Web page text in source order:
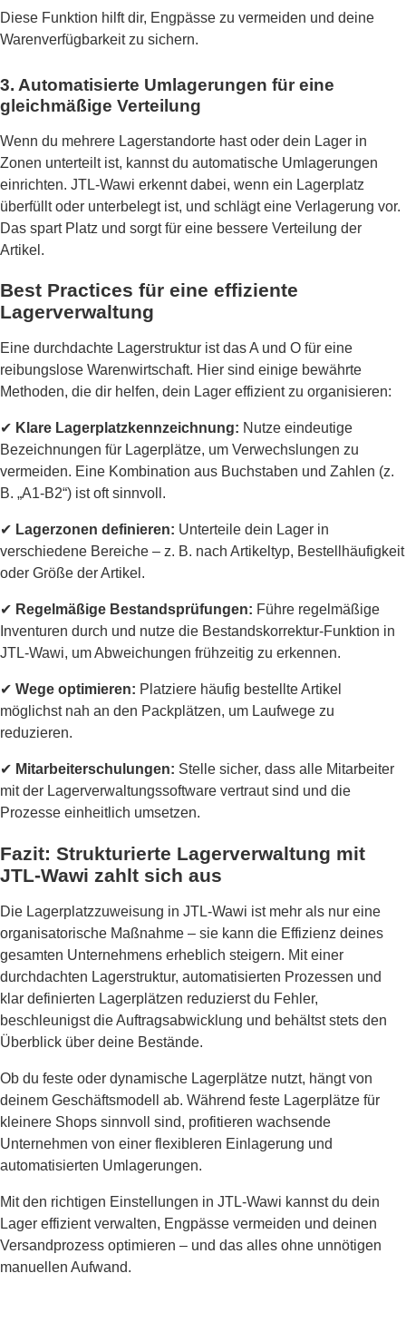
Diese Funktion hilft dir, Engpässe zu vermeiden und deine
Warenverfügbarkeit zu sichern.
3. Automatisierte Umlagerungen für eine
gleichmäßige Verteilung
Wenn du mehrere Lagerstandorte hast oder dein Lager in
Zonen unterteilt ist, kannst du automatische Umlagerungen
einrichten. JTL-Wawi erkennt dabei, wenn ein Lagerplatz
überfüllt oder unterbelegt ist, und schlägt eine Verlagerung vor.
Das spart Platz und sorgt für eine bessere Verteilung der
Artikel.
Best Practices für eine effiziente
Lagerverwaltung
Eine durchdachte Lagerstruktur ist das A und O für eine
reibungslose Warenwirtschaft. Hier sind einige bewährte
Methoden, die dir helfen, dein Lager effizient zu organisieren:
✔ Klare Lagerplatzkennzeichnung: Nutze eindeutige
Bezeichnungen für Lagerplätze, um Verwechslungen zu
vermeiden. Eine Kombination aus Buchstaben und Zahlen (z.
B. „A1-B2“) ist oft sinnvoll.
✔ Lagerzonen definieren: Unterteile dein Lager in
verschiedene Bereiche – z. B. nach Artikeltyp, Bestellhäufigkeit
oder Größe der Artikel.
✔ Regelmäßige Bestandsprüfungen: Führe regelmäßige
Inventuren durch und nutze die Bestandskorrektur-Funktion in
JTL-Wawi, um Abweichungen frühzeitig zu erkennen.
✔ Wege optimieren: Platziere häufig bestellte Artikel
möglichst nah an den Packplätzen, um Laufwege zu
reduzieren.
✔ Mitarbeiterschulungen: Stelle sicher, dass alle Mitarbeiter
mit der Lagerverwaltungssoftware vertraut sind und die
Prozesse einheitlich umsetzen.
Fazit: Strukturierte Lagerverwaltung mit
JTL-Wawi zahlt sich aus
Die Lagerplatzzuweisung in JTL-Wawi ist mehr als nur eine
organisatorische Maßnahme – sie kann die Effizienz deines
gesamten Unternehmens erheblich steigern. Mit einer
durchdachten Lagerstruktur, automatisierten Prozessen und
klar definierten Lagerplätzen reduzierst du Fehler,
beschleunigst die Auftragsabwicklung und behältst stets den
Überblick über deine Bestände.
Ob du feste oder dynamische Lagerplätze nutzt, hängt von
deinem Geschäftsmodell ab. Während feste Lagerplätze für
kleinere Shops sinnvoll sind, profitieren wachsende
Unternehmen von einer flexibleren Einlagerung und
automatisierten Umlagerungen.
Mit den richtigen Einstellungen in JTL-Wawi kannst du dein
Lager effizient verwalten, Engpässe vermeiden und deinen
Versandprozess optimieren – und das alles ohne unnötigen
manuellen Aufwand.